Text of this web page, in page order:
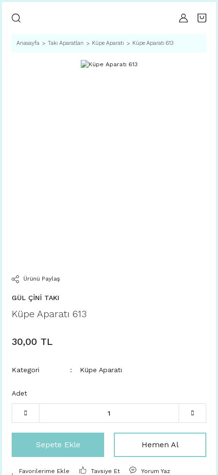
Anasayfa Takı Aparatları Küpe Aparatı Küpe Aparatı 613
Ürünü Paylaş
GÜL ÇİNİ TAKI
Küpe Aparatı 613
30,00 TL
Kategori Küpe Aparatı
Adet
Sepete Ekle Hemen Al
Tavsiye Et Yorum Yaz